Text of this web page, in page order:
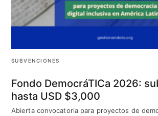
SUBVENCIONES
Fondo DemocráTICa 2026:
hasta USD $3,000
Abierta convocatoria para proyectos de